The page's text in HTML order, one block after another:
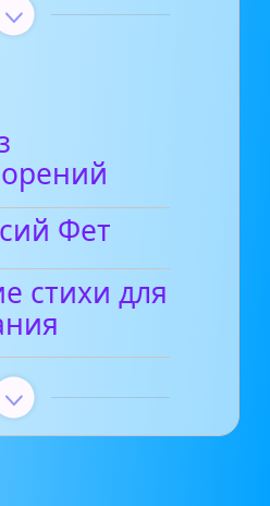
Фет
стихи для